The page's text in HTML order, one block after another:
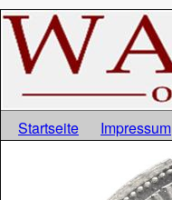
Startseite Impressum